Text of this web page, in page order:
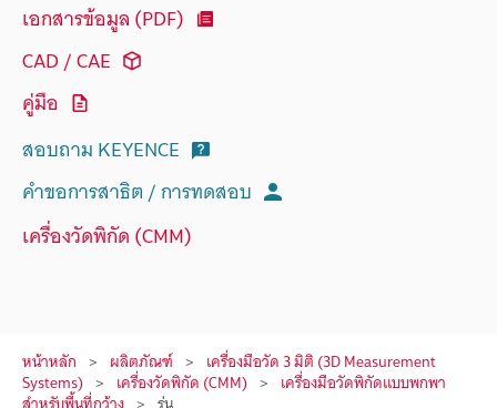
เอกสารข้อมูล (PDF)
CAD / CAE
คู่มือ
สอบถาม KEYENCE
คำขอการสาธิต / การทดสอบ
เครื่องวัดพิกัด (CMM)
หน้าหลัก ผลิตภัณฑ์ เครื่องมือวัด 3 มิติ (3D Measurement
Systems) เครื่องวัดพิกัด (CMM) เครื่องมือวัดพิกัดแบบพกพา